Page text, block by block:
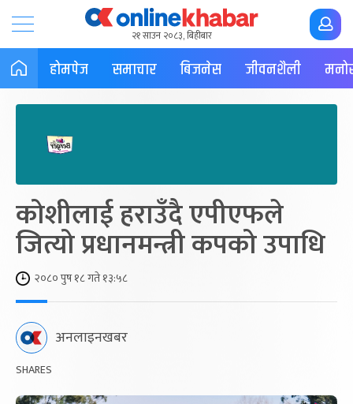
२१ साउन २०८३, बिहीबार
होमपेज समाचार बिजनेस जीवनशैली
कोशीलाई हराउँदै एपीएफले
जित्यो प्रधानमन्त्री कपको उपाधि
२०८० पुष १८ गते १३:५८
अनलाइनखबर
SHARES